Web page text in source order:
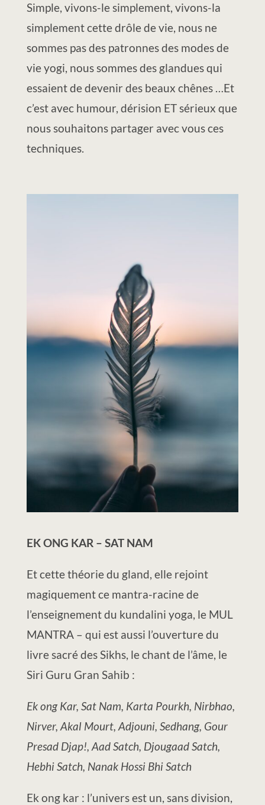
Simple, vivons-le simplement, vivons-la
simplement cette drôle de vie, nous ne
sommes pas des patronnes des modes de
vie yogi, nous sommes des glandues qui
essaient de devenir des beaux chênes …Et
c’est avec humour, dérision ET sérieux que
nous souhaitons partager avec vous ces
techniques.
EK ONG KAR – SAT NAM
Et cette théorie du gland, elle rejoint
magiquement ce mantra-racine de
l’enseignement du kundalini yoga, le MUL
MANTRA – qui est aussi l’ouverture du
livre sacré des Sikhs, le chant de l’âme, le
Siri Guru Gran Sahib :
Ek ong Kar, Sat Nam, Karta Pourkh, Nirbhao,
Nirver, Akal Mourt, Adjouni, Sedhang, Gour
Presad Djap!, Aad Satch, Djougaad Satch,
Hebhi Satch, Nanak Hossi Bhi Satch
Ek ong kar : l’univers est un, sans division,